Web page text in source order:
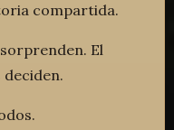
compartida.
El